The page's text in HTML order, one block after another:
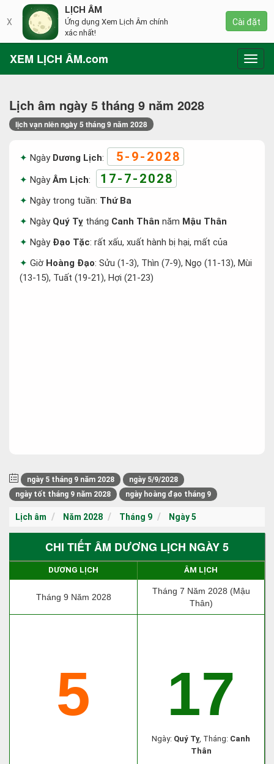
XEM LỊCH ÂM.com
Lịch âm ngày 5 tháng 9 năm 2028
lịch vạn niên ngày 5 tháng 9 năm 2028
Ngày Dương Lịch: 5-9-2028
NgàyÂm Lịch: 17-7-2028
Ngày trong tuần: Thứ Ba
Ngày Quý Tỵ tháng Canh Thân năm Mậu Thân
Ngày Đạo Tặc: rất xấu, xuất hành bị hại, mất của
Giờ Hoàng Đạo: Sửu (1-3), Thìn (7-9), Ngọ (11-13), Mùi
(13-15), Tuất (19-21), Hợi (21-23)
ngày 5 tháng 9 năm 2028
ngày 5/9/2028
ngày tốt tháng 9 năm 2028
ngày hoàng đạo tháng 9
Lịch âm Năm 2028 Tháng 9 Ngày 5
CHI TIẾT ÂM DƯƠNG LỊCH NGÀY 5
DƯƠNG LỊCH ÂM LỊCH
Tháng 9 Năm 2028
Tháng 7 Năm 2028 (Mậu
Thân)
5 17
Ngày: Quý Tỵ, Tháng: Canh
Thân
X
LỊCH ÂM
Ứng dụng Xem Lịch Âm chính
xác nhất!
Cài đặt